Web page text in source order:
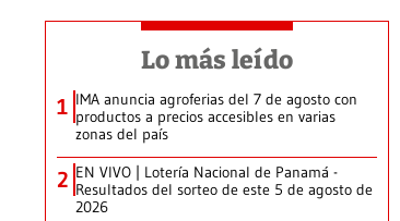
Lo más leído
1 IMA anuncia agroferias del 7 de agosto con
productos a precios accesibles en varias
zonas del país
2 EN VIVO | Lotería Nacional de Panamá -
Resultados del sorteo de este 5 de agosto de
2026